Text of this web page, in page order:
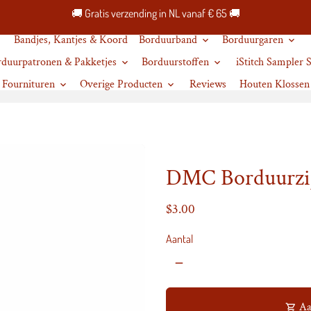
🚚 Gratis verzending in NL vanaf € 65 🚚
Bandjes, Kantjes & Koord Borduurband keyboard_arrow_down Borduurgaren keyboard_arrow_down
& Pakketjes keyboard_arrow_down Borduurstoffen keyboard_arrow_down
iStitch Sampler
Fournituren keyboard_arrow_down Overige Producten keyboard_arrow_down Reviews Houten Klossen
DMC
$3.00
Aantal
remove
shopping_cart